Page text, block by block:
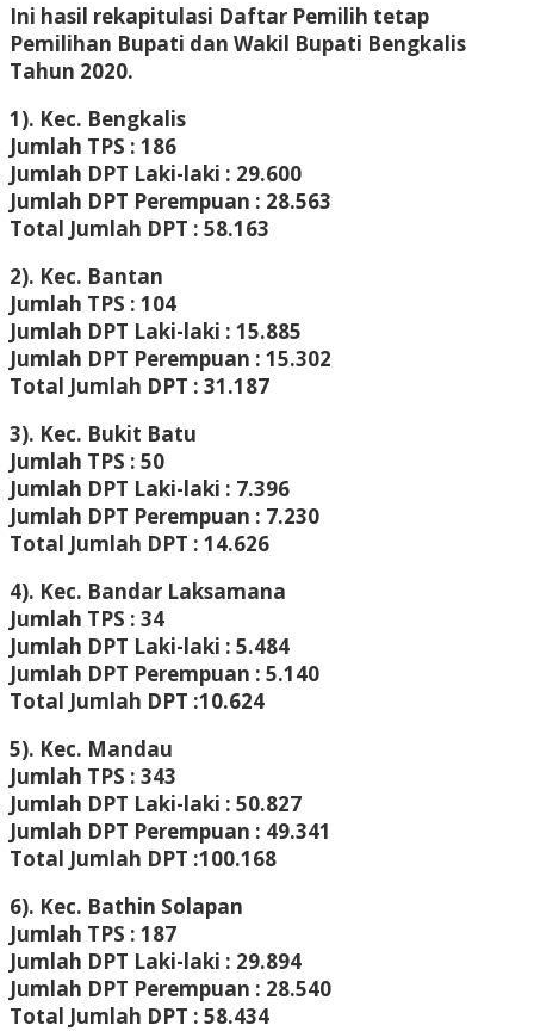
Ini hasil rekapitulasi Daftar Pemilih tetap
Pemilihan Bupati dan Wakil Bupati Bengkalis
Tahun 2020.
1). Kec. Bengkalis
Jumlah TPS : 186
Jumlah DPT Laki-laki : 29.600
Jumlah DPT Perempuan : 28.563
Total Jumlah DPT : 58.163
2). Kec. Bantan
Jumlah TPS : 104
Jumlah DPT Laki-laki : 15.885
Jumlah DPT Perempuan : 15.302
Total Jumlah DPT : 31.187
3). Kec. Bukit Batu
Jumlah TPS : 50
Jumlah DPT Laki-laki : 7.396
Jumlah DPT Perempuan : 7.230
Total Jumlah DPT : 14.626
4). Kec. Bandar Laksamana
Jumlah TPS : 34
Jumlah DPT Laki-laki : 5.484
Jumlah DPT Perempuan : 5.140
Total Jumlah DPT :10.624
5). Kec. Mandau
Jumlah TPS : 343
Jumlah DPT Laki-laki : 50.827
Jumlah DPT Perempuan : 49.341
Total Jumlah DPT :100.168
6). Kec. Bathin Solapan
Jumlah TPS : 187
Jumlah DPT Laki-laki : 29.894
Jumlah DPT Perempuan : 28.540
Total Jumlah DPT : 58.434